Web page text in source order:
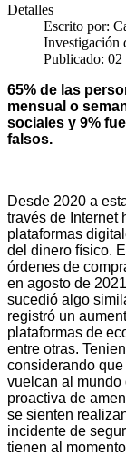
Detalles
Escrito por:
Investigación
Publicado: 02
65% de las
mensual o
sociales y 9%
falsos.
Desde 2020 a
través de Internet
plataformas
del dinero físico.
órdenes de
en agosto de
sucedió algo
registró un
plataformas de
entre otras.
considerando
vuelcan al mundo
proactiva de
se sienten
incidente de
tienen al